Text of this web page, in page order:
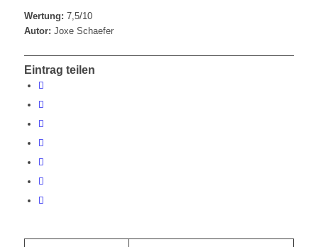
Wertung: 7,5/10
Autor: Joxe Schaefer
Eintrag teilen